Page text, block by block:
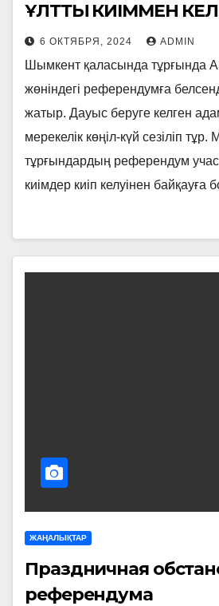
ҰЛТТЫҚ КИІММЕН
6 ОКТЯБРЯ, 2024 ADMIN
Шымкент қаласында тұрғында
жөніндегі референдумға
жатыр. Дауыс беруге келген
мерекелік көңіл-күй сезіліп тұр.
тұрғындардың референдум
киімдер киіп келуінен
ЖАҢАЛЫҚТАР
Праздничная
референдума